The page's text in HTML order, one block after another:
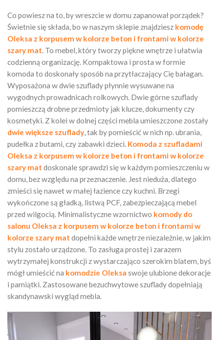
Co powiesz na to, by wreszcie w domu zapanował porządek?
Świetnie się składa, bo w naszym sklepie znajdziesz komodę
Oleksa z korpusem w kolorze beton i frontami w kolorze
szary mat. To mebel, który tworzy piękne wnętrze i ułatwia
codzienną organizację. Kompaktowa i prosta w formie
komoda to doskonały sposób na przytłaczający Cię bałagan.
Wyposażona w dwie szuflady płynnie wysuwane na
wygodnych prowadnicach rolkowych. Dwie górne szuflady
pomieszczą drobne przedmioty jak klucze, dokumenty czy
kosmetyki. Z kolei w dolnej części mebla umieszczone zostały
dwie większe szuflady, tak by pomieścić w nich np. ubrania,
pudełka z butami, czy zabawki dzieci. Komoda z szufladami
Oleksa z korpusem w kolorze beton i frontami w kolorze
szary mat doskonale sprawdzi się w każdym pomieszczeniu w
domu, bez względu na przeznaczenie. Jest nieduża, dlatego
zmieści się nawet w małej łazience czy kuchni. Brzegi
wykończone są gładką, listwą PCF, zabezpieczającą mebel
przed wilgocią. Minimalistyczne wzornictwo komody do
salonu Oleksa z korpusem w kolorze beton i frontami w
kolorze szary mat dopełni każde wnętrze niezależnie, w jakim
stylu zostało urządzone. To zasługa prostej i zarazem
wytrzymałej konstrukcji z wystarczająco szerokim blatem, byś
mógł umieścić na komodzie Oleksa swoje ulubione dekoracje
i pamiątki. Zastosowane bezuchwytowe szuflady dopełniają
skandynawski wygląd mebla.